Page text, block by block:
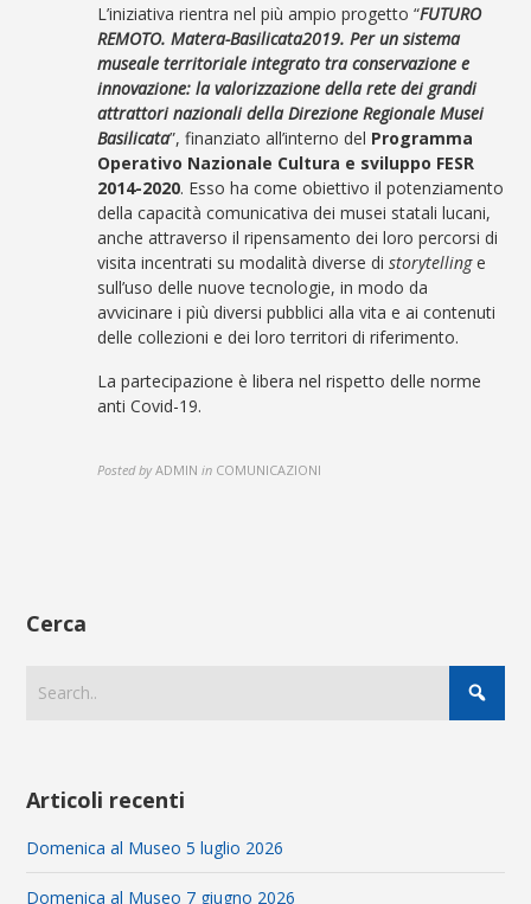
L’iniziativa rientra nel più ampio progetto “FUTURO
REMOTO. Matera-Basilicata2019. Per un sistema
museale territoriale integrato tra conservazione e
innovazione: la valorizzazione della rete dei grandi
attrattori nazionali della Direzione Regionale Musei
Basilicata”, finanziato all’interno del Programma
Operativo Nazionale Cultura e sviluppo FESR
2014-2020. Esso ha come obiettivo il potenziamento
della capacità comunicativa dei musei statali lucani,
anche attraverso il ripensamento dei loro percorsi di
visita incentrati su modalità diverse distorytellinge
sull’uso delle nuove tecnologie, in modo da
avvicinare i più diversi pubblici alla vita e ai contenuti
delle collezioni e dei loro territori di riferimento.
La partecipazione è libera nel rispetto delle norme
anti Covid-19.
Posted by ADMIN in COMUNICAZIONI
Cerca
Articoli recenti
Domenica al Museo 5 luglio 2026
Domenica al Museo 7 giugno 2026